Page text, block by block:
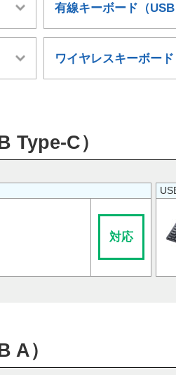
有線キーボード（USB
ワイヤレスキーボード
Type-C）
対応
A）